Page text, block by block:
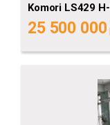
Komori LS429
25 500 000